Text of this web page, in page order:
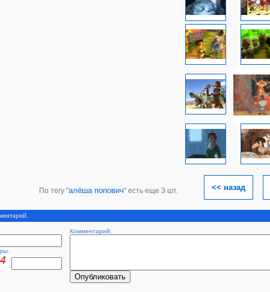
По тегу "алёша попович" есть еще 3 шт. << назад
Комментарий: